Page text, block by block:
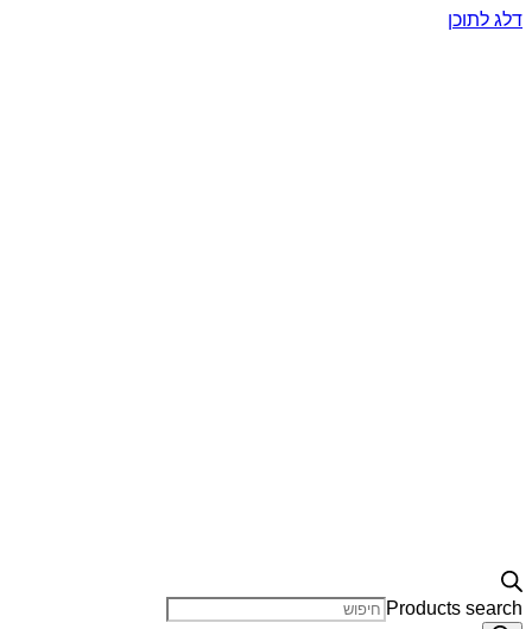
דלג לתוכן
Products search